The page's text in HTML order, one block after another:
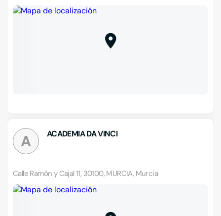
A ACADEMIA DA VINCI
Calle Ramón y Cajal 11, 30100, MURCIA, Murcia